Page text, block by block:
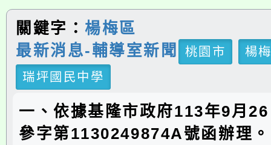
關鍵字： 楊梅區
最新消息-輔導室新聞
桃園市
楊
瑞坪國民中學
一、依據基隆市政府113年9月
參字第1130249874A號函辦理